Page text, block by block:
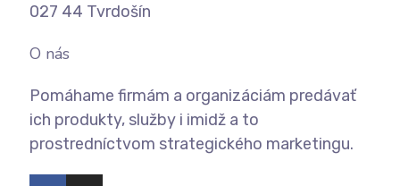
027 44 Tvrdošín
O nás
Pomáhame firmám a organizáciám predávať
ich produkty, služby i imidž a to
prostredníctvom strategického marketingu.